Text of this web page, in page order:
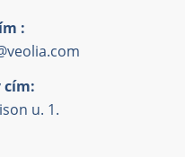
:
cím:
u. 1.